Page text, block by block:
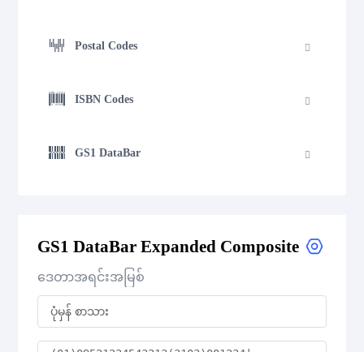
Postal Codes
ISBN Codes
GS1 DataBar
GS1 DataBar Expanded Composite
GS1 DataBar Expanded Stacked
GS1 DataBar Expanded Stacked Composite
GS1 DataBar Expanded Composite
ဒေတာအရင်းအမြစ်